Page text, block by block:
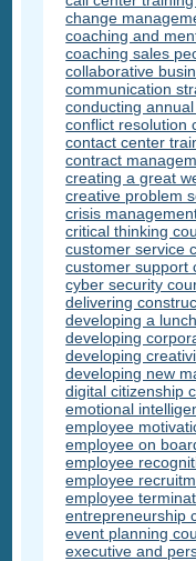
change
coaching and
coaching sales
collaborative
communication
conducting
conflict resolution
contact center
contract
creating a great
creative problem
crisis
critical thinking
customer service
customer support
cyber security
delivering
developing a
developing
developing
developing new
digital citizenship
emotional
employee
employee on
employee
employee
employee
entrepreneurship
event planning
executive and